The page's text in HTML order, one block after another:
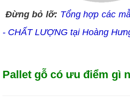
Đừng bỏ lỡ: Tổng hợp các
- CHẤT LƯỢNG tại Hoàng
Pallet gỗ có ưu điểm gì